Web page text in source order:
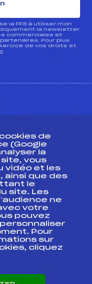
la FFS à utiliser mon
la newsletter
commerciales et
Pour plus
de vos droits et
Suivi
de
(Google
la
vous
vidéo et les
ainsi que des
le
site. Les
ne
votre
pouvez
Pour
sur
cliquez